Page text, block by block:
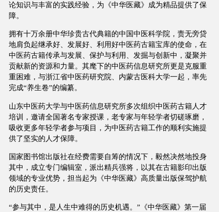
论知识与丰富的实践经验，为《中华医藏》成为精品提供了保
障。
拥有十万余册中华珍贵古代典籍的中国中医科学院，责无旁贷
地肩负起继承好、发展好、利用好中医药古籍宝库的使命，在
中医药古籍传承与发展、保护与利用、发掘与创新中，凝聚并
贡献新的资源和力量。其麾下的中医药信息研究所更是克服重
重困难，与浙江省中医药研究院、内蒙古医科大学一起，率先
完成“养生卷”的编纂。
山东中医药大学与中医药信息研究所多次组织中医药古籍人才
培训，邀请全国著名专家授课，老专家与年轻学者切磋琢磨，
吸收更多年轻学者参与项目，为中医药古籍工作的顺利实施提
供了坚实的人才保障。
国家图书馆出版社在经费需要自筹的情况下，毅然决然地投身
其中，成立专门编辑室，派出精兵强将，以其在古籍影印出版
领域的专业优势，担当起为《中华医藏》高质量出版保驾护航
的历史责任。
“参与其中，是人生中难得的历史机遇。”《中华医藏》第一届